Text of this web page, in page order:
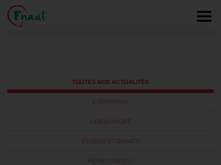
Panneau de gestion des cookies
transport urbain
TOUTES NOS ACTUALITÉS
EVÈNEMENT
COMMUNIQUÉ
ÉTUDES ET DÉBATS
FICHE CONSEIL